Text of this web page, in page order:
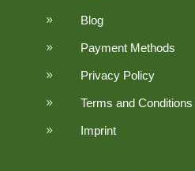
9 Blog
9 Payment Methods
9 Privacy Policy
9 Terms and Conditions
9 Imprint